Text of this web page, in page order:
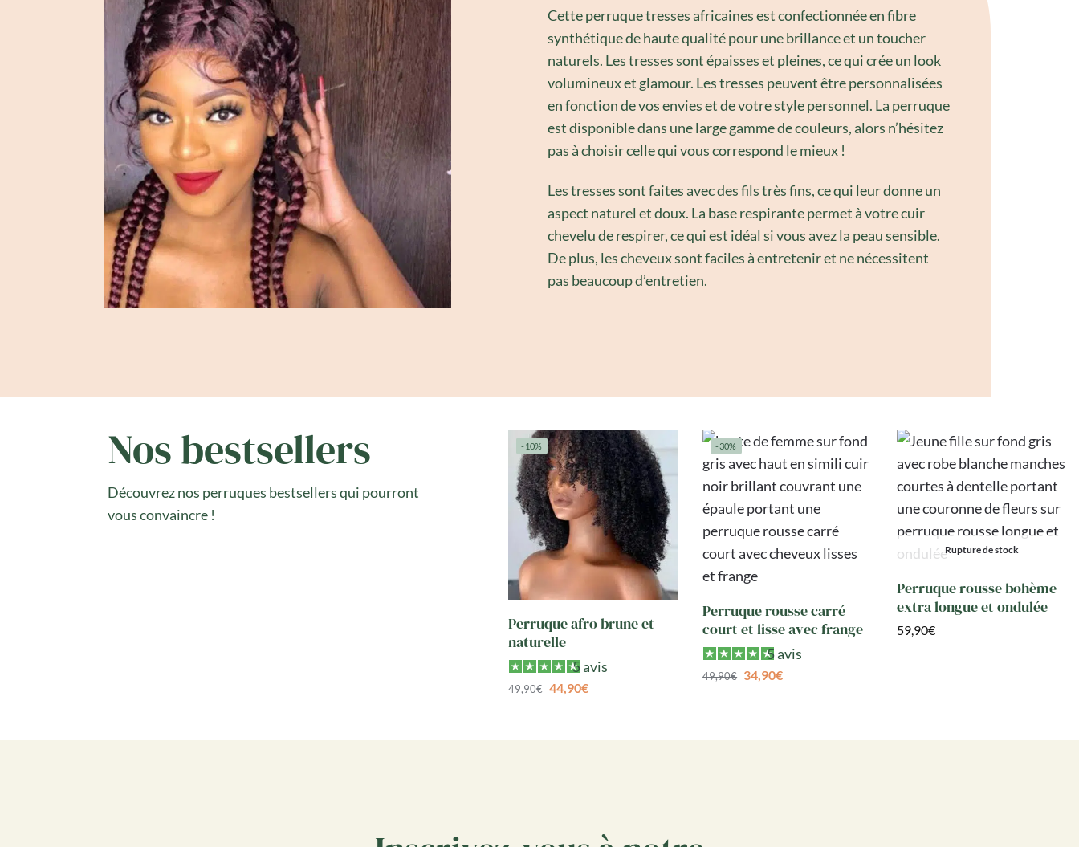
Cette perruque tresses africaines est confectionnée en fibre
synthétique de haute qualité pour une brillance et un toucher
naturels. Les tresses sont épaisses et pleines, ce qui crée un look
volumineux et glamour. Les tresses peuvent être personnalisées
en fonction de vos envies et de votre style personnel. La perruque
est disponible dans une large gamme de couleurs, alors n’hésitez
pas à choisir celle qui vous correspond le mieux !
Les tresses sont faites avec des fils très fins, ce qui leur donne un
aspect naturel et doux. La base respirante permet à votre cuir
chevelu de respirer, ce qui est idéal si vous avez la peau sensible.
De plus, les cheveux sont faciles à entretenir et ne nécessitent
pas beaucoup d’entretien.
Nos bestsellers
Découvrez nos perruques bestsellers qui pourront
vous convaincre !
-10%
Perruque afro brune et
naturelle
5 avis
49,90€ 44,90€
-30%
Perruque rousse carré
court et lisse avec frange
5 avis
49,90€ 34,90€
Rupture de stock
Perruque rousse bohème
extra longue et ondulée
59,90€